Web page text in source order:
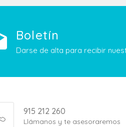
Boletín
Darse de alta para recibir
915 212 260
Llámanos y te asesoraremos